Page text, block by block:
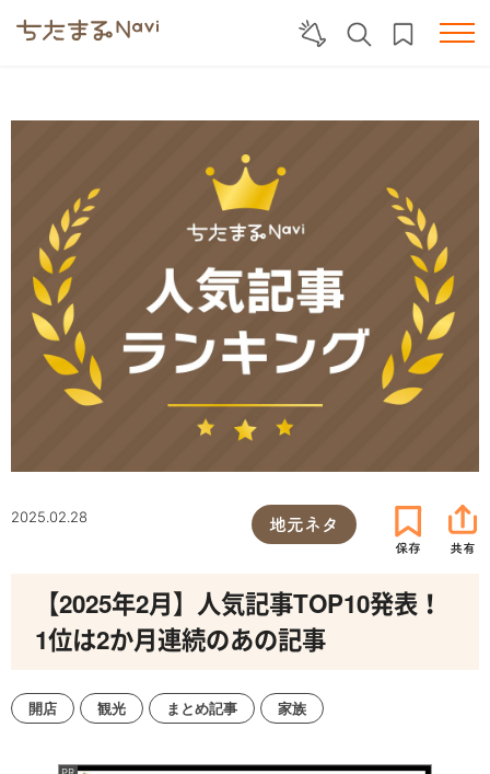
2025.02.28 地元ネタ
【2025年2月】人気記事TOP10発表！
1位は2か月連続のあの記事
開店 観光 まとめ記事 家族